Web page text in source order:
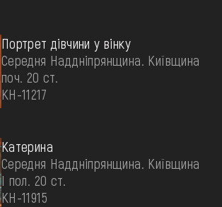
Портрет дівчини у вінку
Середня Наддніпрянщина. Київщина
поч. 20 ст.
КН-11217
Катерина
Середня Наддніпрянщина. Київщина
І пол. 20 ст.
КН-11915